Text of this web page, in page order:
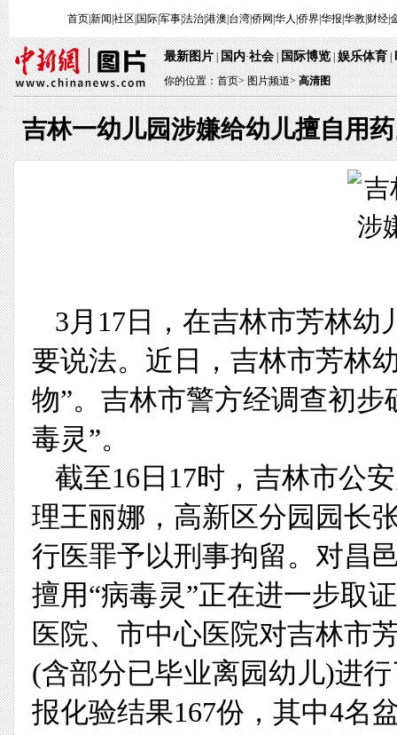
首页|新闻 社区 国际|军事|法治|港澳 台湾|侨网 华人 侨界|华报 华教| 财经|
最新图片|国内·社会|国际博览|娱乐体育|
你的位置：首页>图片频道> 高清图
吉林一幼儿园涉嫌给幼儿擅自用药
3月17日，在吉林市芳林
要说法。近日，吉林市芳林
物”。吉林市警方经调查初
毒灵”。
截至16日17时，吉林市公
理王丽娜，高新区分园园长
行医罪予以刑事拘留。对昌
擅用“病毒灵”正在进一步取
医院、市中心医院对吉林市
(含部分已毕业离园幼儿)进
报化验结果167份，其中4名